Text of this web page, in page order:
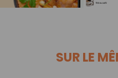
SUR LE